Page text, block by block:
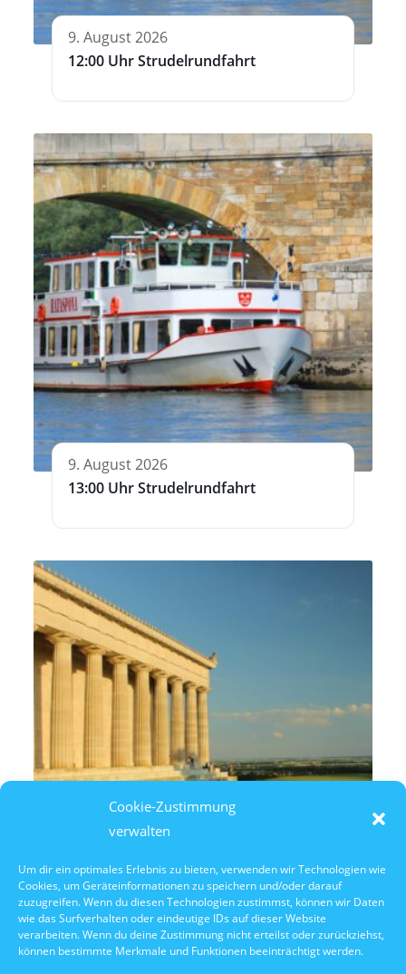
Cookie-Zustimmung
verwalten
Um dir ein optimales Erlebnis zu bieten, verwenden wir Technologien wie
Cookies, um Geräteinformationen zu speichern und/oder darauf
zuzugreifen. Wenn du diesen Technologien zustimmst, können wir Daten
wie das Surfverhalten oder eindeutige IDs auf dieser Website
verarbeiten. Wenn du deine Zustimmung nicht erteilst oder zurückziehst,
können bestimmte Merkmale und Funktionen beeinträchtigt werden.
9. August 2026
12:00 Uhr Strudelrundfahrt
9. August 2026
13:00 Uhr Strudelrundfahrt
9. August 2026
14:30 Uhr Walhalla Schifffahrt